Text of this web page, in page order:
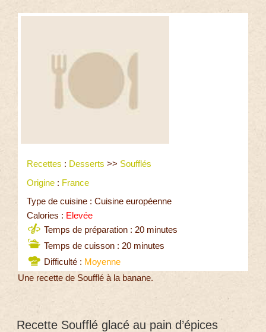
Recettes : Desserts >> Soufflés
Origine : France
Type de cuisine : Cuisine européenne
Calories : Elevée
Temps de préparation : 20 minutes
Temps de cuisson : 20 minutes
Difficulté : Moyenne
Une recette de Soufflé à la banane.
Recette Soufflé glacé au pain d’épices